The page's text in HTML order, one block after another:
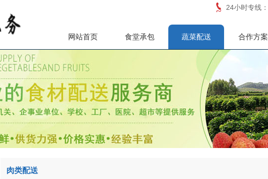
24小时专线：
网站首页 食堂承包 蔬菜配送 合作方案
肉类配送